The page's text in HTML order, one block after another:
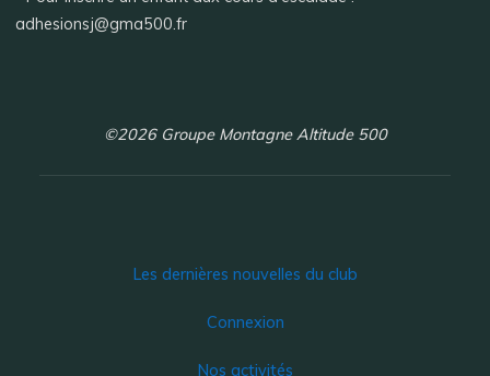
adhesionsj@gma500.fr
©2026 Groupe Montagne Altitude 500
Les dernières nouvelles du club
Connexion
Nos activités